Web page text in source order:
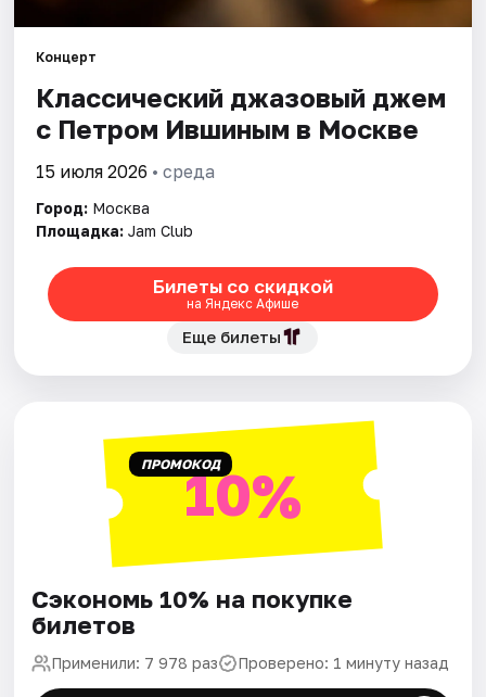
Площадки
Артисты
Концерт
Классический джазовый джем
с Петром Ившиным в Москве
15 июля 2026 • среда
Город: Москва
Площадка: Jam Club
Билеты со скидкой
на Яндекс Афише
Еще билеты
ПРОМОКОД10%
Сэкономь 10% на покупке
билетов
Применили: 7 978 раз Проверено: 1 минуту назад